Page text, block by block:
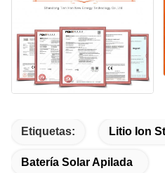
Etiquetas: Litio Ion
Batería Solar Apilada